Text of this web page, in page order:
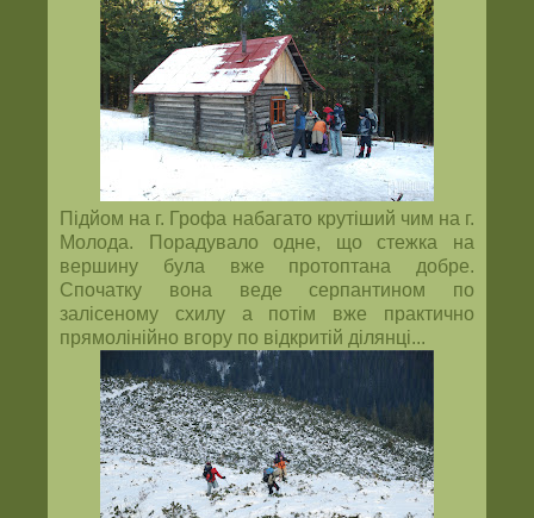
Підйом на г. Грофа набагато крутіший чим на г.
Молода. Порадувало одне, що стежка на
вершину була вже протоптана добре.
Спочатку вона веде серпантином по
залісеному схилу а потім вже практично
прямолінійно вгору по відкритій ділянці...